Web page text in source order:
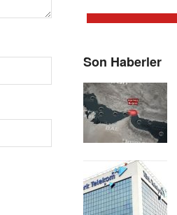
Son Haberler